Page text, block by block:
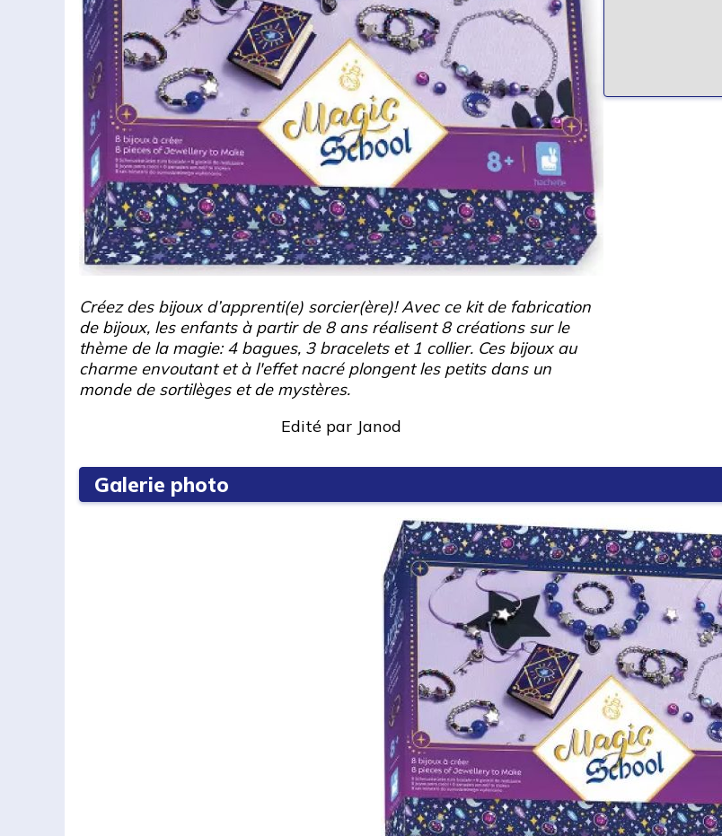
Créez des bijoux d’apprenti(e) sorcier(ère)! Avec ce kit de fabrication
de bijoux, les enfants à partir de 8 ans réalisent 8 créations sur le
thème de la magie: 4 bagues, 3 bracelets et 1 collier. Ces bijoux au
charme envoutant et à l'effet nacré plongent les petits dans un
monde de sortilèges et de mystères.
Edité par Janod
Galerie photo